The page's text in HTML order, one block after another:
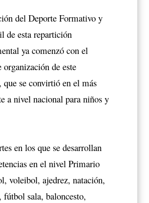
del Deporte Formativo y
de esta repartición
ya comenzó con el
organización de este
que se convirtió en el más
a nivel nacional para niños y
en los que se desarrollan
en el nivel Primario
voleibol, ajedrez, natación,
fútbol sala, baloncesto,